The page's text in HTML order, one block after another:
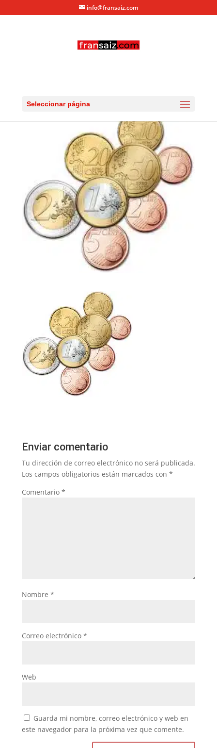
info@fransaiz.com
Seleccionar página
Enviar comentario
Tu dirección de correo electrónico no será publicada.
Los campos obligatorios están marcados con *
Comentario *
Nombre *
Correo electrónico *
Web
Guarda mi nombre, correo electrónico y web en
este navegador para la próxima vez que comente.